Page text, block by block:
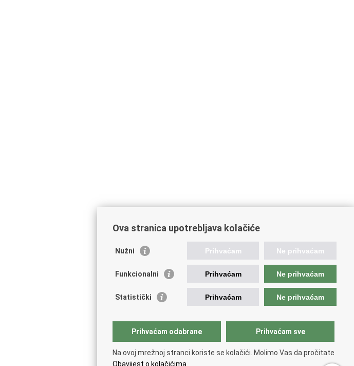
Ova stranica upotrebljava kolačiće
Nužni Prihvaćam Ne prihvaćam
Funkcionalni Prihvaćam Ne prihvaćam
Statistički Prihvaćam Ne prihvaćam
Prihvaćam odabrane Prihvaćam sve
Na ovoj mrežnoj stranci koriste se kolačići. Molimo Vas da pročitate
Obavijest o kolačićima.